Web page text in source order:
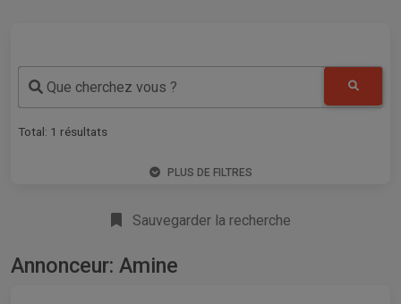
Que cherchez vous ?
Total: 1 résultats
PLUS DE FILTRES
Sauvegarder la recherche
Annonceur: Amine